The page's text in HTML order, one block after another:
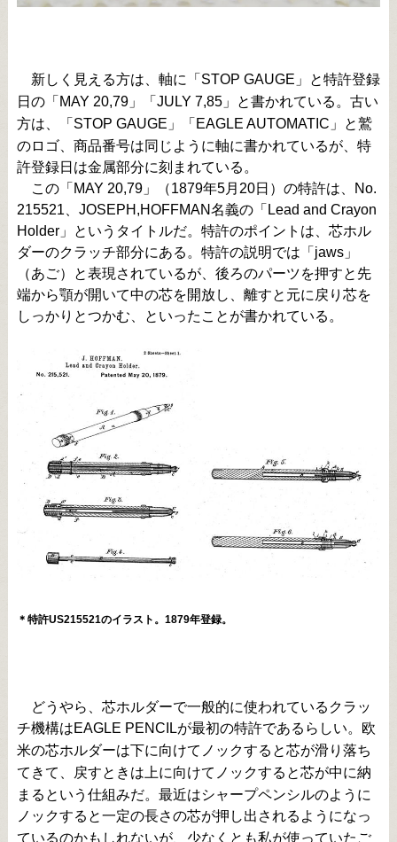
新しく見える方は、軸に「STOP GAUGE」と特許登録
日の「MAY 20,79」「JULY 7,85」と書かれている。古い
方は、「STOP GAUGE」「EAGLE AUTOMATIC」と鷲
のロゴ、商品番号は同じように軸に書かれているが、特
許登録日は金属部分に刻まれている。
この「MAY 20,79」（1879年5月20日）の特許は、No.
215521、JOSEPH,HOFFMAN名義の「Lead and Crayon
Holder」というタイトルだ。特許のポイントは、芯ホル
ダーのクラッチ部分にある。特許の説明では「jaws」
（あご）と表現されているが、後ろのパーツを押すと先
端から顎が開いて中の芯を開放し、離すと元に戻り芯を
しっかりとつかむ、といったことが書かれている。
＊特許US215521のイラスト。1879年登録。
どうやら、芯ホルダーで一般的に使われているクラッ
チ機構はEAGLE PENCILが最初の特許であるらしい。欧
米の芯ホルダーは下に向けてノックすると芯が滑り落ち
てきて、戻すときは上に向けてノックすると芯が中に納
まるという仕組みだ。最近はシャープペンシルのように
ノックすると一定の長さの芯が押し出されるようになっ
ているのかもしれないが、少なくとも私が使っていたご